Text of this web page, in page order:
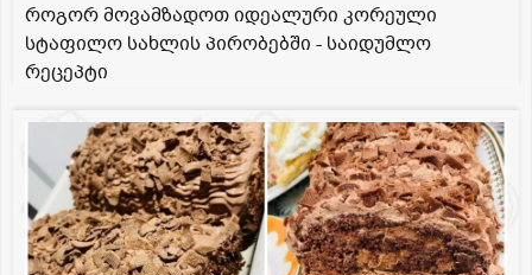
როგორ მოვამზადოთ იდეალური კორეული
სტაფილო სახლის პირობებში - საიდუმლო
რეცეპტი